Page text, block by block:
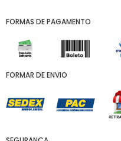
FORMAS DE PAGAMENTO
FORMAR DE ENVIO